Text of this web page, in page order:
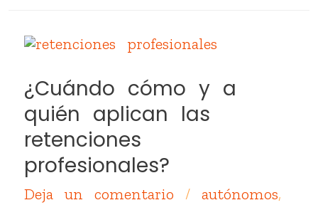
¿Cuándo cómo y a
quién aplican las
retenciones
profesionales?
Deja un comentario / autónomos,